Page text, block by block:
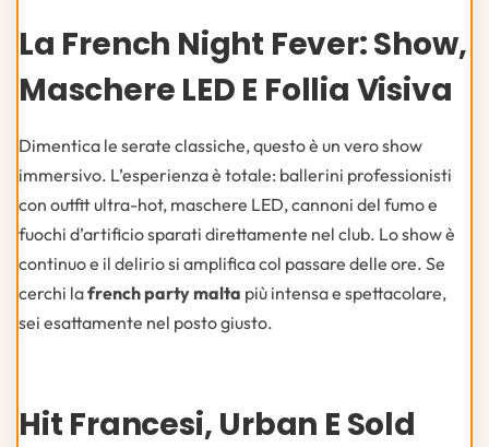
La French Night Fever: Show,
Maschere LED E Follia Visiva
Dimentica le serate classiche, questo è un vero show
immersivo. L’esperienza è totale: ballerini professionisti
con outfit ultra-hot, maschere LED, cannoni del fumo e
fuochi d’artificio sparati direttamente nel club. Lo show è
continuo e il delirio si amplifica col passare delle ore. Se
cerchi lafrench party malta più intensa e spettacolare,
sei esattamente nel posto giusto.
Hit Francesi, Urban E Sold